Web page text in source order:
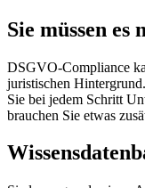
Sie müssen
DSGVO-Compliance
juristischen
Sie bei jedem Schritt
brauchen Sie etwas